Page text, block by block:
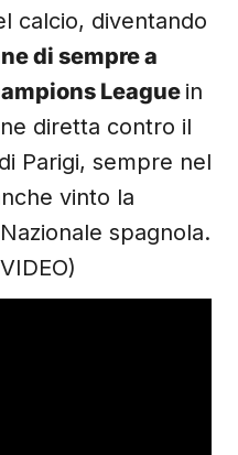
calcio, diventando
di sempre a
League in
diretta contro il
Parigi, sempre nel
vinto la
spagnola.